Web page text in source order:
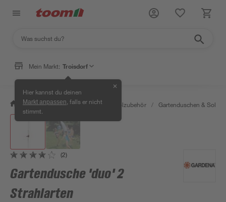
Mein Markt: Troisdorf
Hier kannst du deinen
Markt anpassen , falls er nicht
stimmt.
✕
/ Garten & Freizeit / Pools & Poolzubehör / Gartenduschen &
(2)
Gartendusche 'duo' 2
Strahlarten